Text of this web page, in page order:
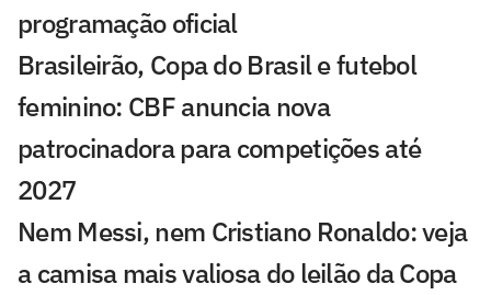
programação oficial
Brasileirão, Copa do Brasil e futebol
feminino: CBF anuncia nova
patrocinadora para competições até
2027
Nem Messi, nem Cristiano Ronaldo: veja
a camisa mais valiosa do leilão da Copa